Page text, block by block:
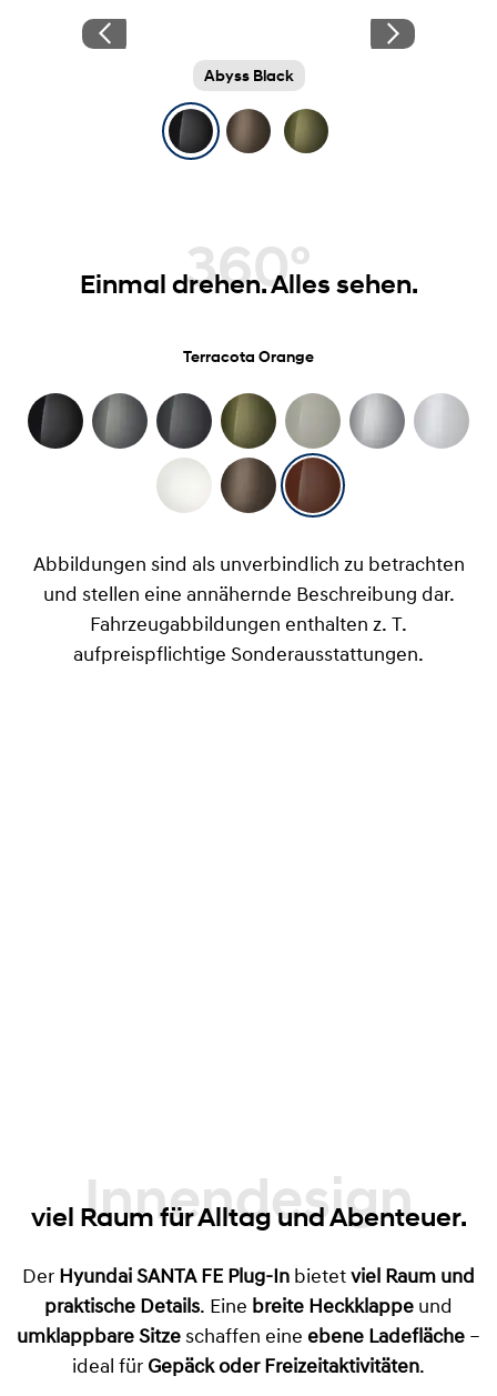
Abyss Black
360°
Einmal drehen. Alles sehen.
Terracota Orange
Abbildungen sind als unverbindlich zu betrachten
und stellen eine annähernde Beschreibung dar.
Fahrzeugabbildungen enthalten z. T.
aufpreispflichtige Sonderausstattungen.
Innendesign
viel Raum für Alltag und Abenteuer.
Der Hyundai SANTA FE Plug-In bietet viel Raum und
praktische Details. Eine breite Heckklappe und
umklappbare Sitze schaffen eine ebene Ladefläche –
ideal für Gepäck oder Freizeitaktivitäten.